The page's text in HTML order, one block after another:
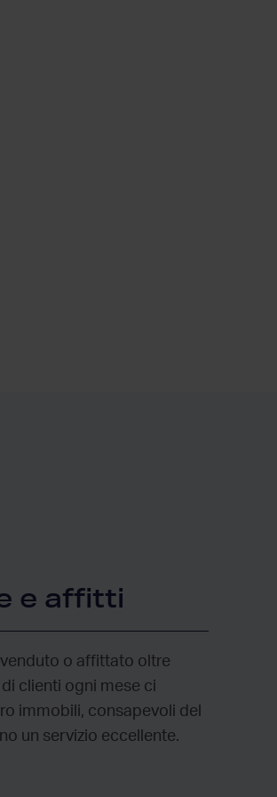
e affitti
o affittato oltre
clienti ogni mese ci
immobili, consapevoli del
un servizio eccellente.